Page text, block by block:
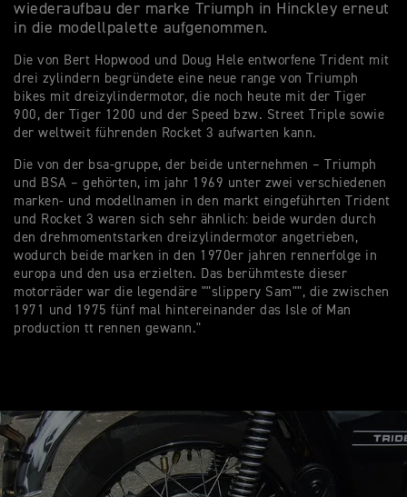
wiederaufbau der marke Triumph in Hinckley erneut
in die modellpalette aufgenommen.
Die von Bert Hopwood und Doug Hele entworfene Trident mit
drei zylindern begründete eine neue range von Triumph
bikes mit dreizylindermotor, die noch heute mit der Tiger
900, der Tiger 1200 und der Speed bzw. Street Triple sowie
der weltweit führenden Rocket 3 aufwarten kann.
Die von der bsa-gruppe, der beide unternehmen – Triumph
und BSA – gehörten, im jahr 1969 unter zwei verschiedenen
marken- und modellnamen in den markt eingeführten Trident
und Rocket 3 waren sich sehr ähnlich: beide wurden durch
den drehmomentstarken dreizylindermotor angetrieben,
wodurch beide marken in den 1970er jahren rennerfolge in
europa und den usa erzielten. Das berühmteste dieser
motorräder war die legendäre ""slippery Sam"", die zwischen
1971 und 1975 fünf mal hintereinander das Isle of Man
production tt rennen gewann."